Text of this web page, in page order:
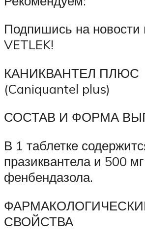
Подпишись на новости
VETLEK!
КАНИКВАНТЕЛ ПЛЮС
(Caniquantel plus)
СОСТАВ И ФОРМА
В 1 таблетке
празиквантела и 500 мг
фенбендазола.
СВОЙСТВА